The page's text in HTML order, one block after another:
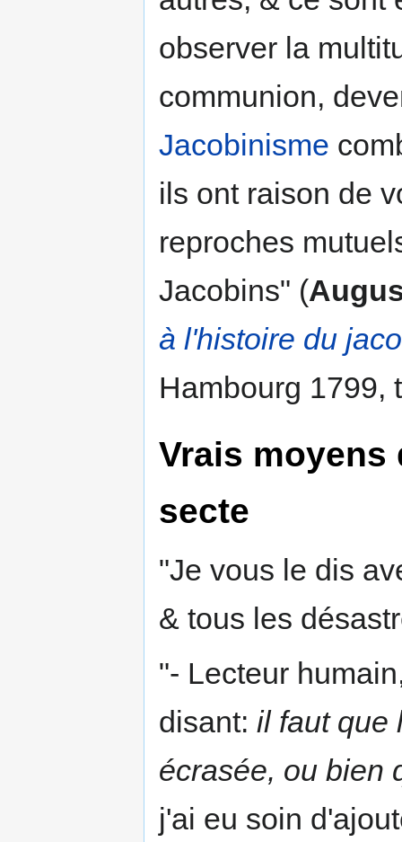
observer la
communion,
Jacobinisme
ils ont raison de
reproches
Jacobins" (
à l'histoire du
Hambourg 1799,
Vrais moyens
secte
"Je vous le dis
& tous les
"- Lecteur
disant: il faut que
écrasée, ou bien
j'ai eu soin